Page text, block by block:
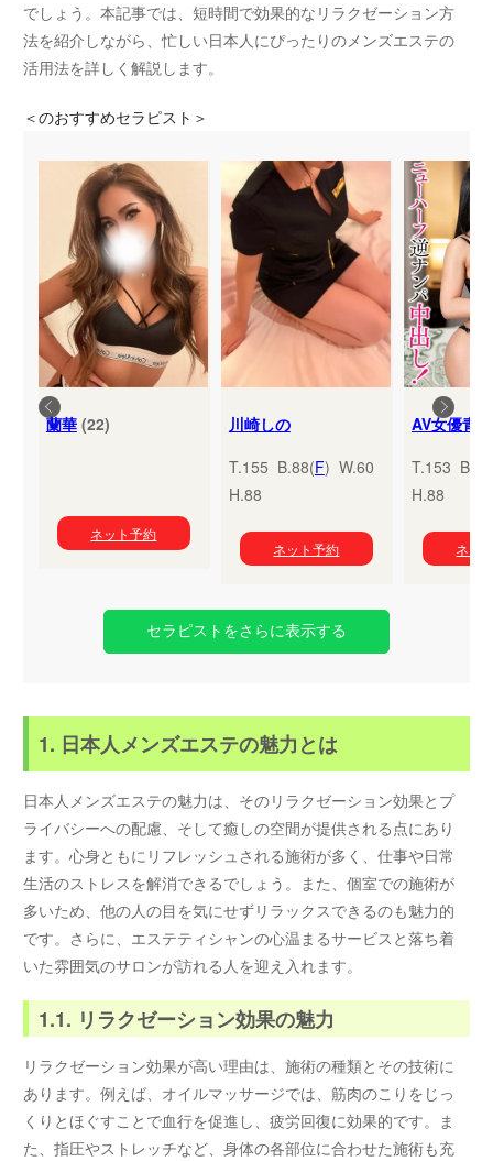
でしょう。本記事では、短時間で効果的なリラクゼーション方
法を紹介しながら、忙しい日本人にぴったりのメンズエステの
活用法を詳しく解説します。
＜のおすすめセラピスト＞
蘭華(22)
ネット予約
川崎しの
T.155 B.88(F) W.60
H.88
ネット予約
T.153
H.88
ネッ
セラピストをさらに表示する
1. 日本人メンズエステの魅力とは
日本人メンズエステの魅力は、そのリラクゼーション効果とプ
ライバシーへの配慮、そして癒しの空間が提供される点にあり
ます。心身ともにリフレッシュされる施術が多く、仕事や日常
生活のストレスを解消できるでしょう。また、個室での施術が
多いため、他の人の目を気にせずリラックスできるのも魅力的
です。さらに、エステティシャンの心温まるサービスと落ち着
いた雰囲気のサロンが訪れる人を迎え入れます。
1.1. リラクゼーション効果の魅力
リラクゼーション効果が高い理由は、施術の種類とその技術に
あります。例えば、オイルマッサージでは、筋肉のこりをじっ
くりとほぐすことで血行を促進し、疲労回復に効果的です。ま
た、指圧やストレッチなど、身体の各部位に合わせた施術も充